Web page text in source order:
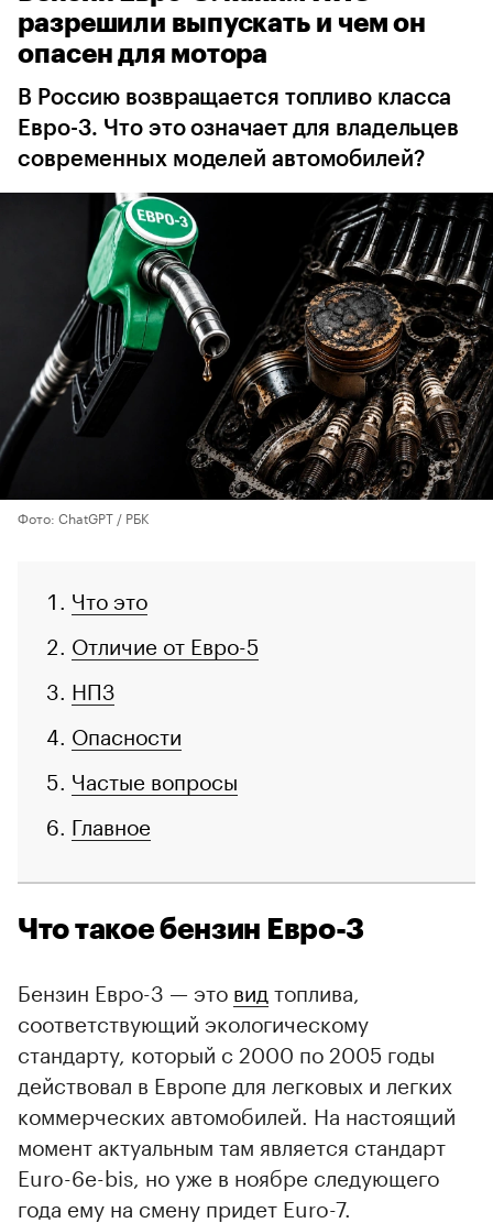
разрешили выпускать и чем он
опасен для мотора
В Россию возвращается топливо класса
Евро-3. Что это означает для владельцев
современных моделей автомобилей?
Фото: ChatGPT / РБК
Что это
Отличие от Евро-5
НПЗ
Опасности
Частые вопросы
Главное
Что такое бензин Евро-3
00:00 / 00:00
Бензин Евро-3 — это вид топлива,
соответствующий экологическому
стандарту, который с 2000 по 2005 годы
действовал в Европе для легковых и легких
коммерческих автомобилей. На настоящий
момент актуальным там является стандарт
Euro-6е-bis, но уже в ноябре следующего
года ему на смену придет Euro-7.